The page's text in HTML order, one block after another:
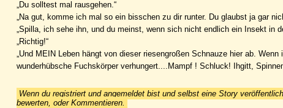
„Du solltest mal rausgehen.“
„Na gut, komme ich mal so ein bisschen zu dir runter. Du glaubst ja gar
„Spilla, ich sehe ihn, und du meinst, wenn sich nicht endlich ein Insekt in
„Richtig!“
„Und MEIN Leben hängt von dieser riesengroßen Schnauze hier ab.
wunderhübsche Fuchskörper verhungert....Mampf ! Schluck! Ihgitt,
Wenn du registriert und angemeldet bist und selbst eine Story
bewerten, oder Kommentieren.